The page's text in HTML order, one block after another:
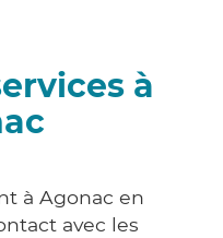
à
à Agonac en
avec les